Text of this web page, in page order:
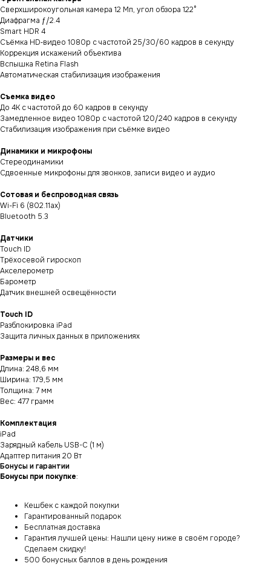
Сверхширокоугольная камера 12 Мп, угол обзора 122°
Диафрагма ƒ/2.4
Smart HDR 4
Съёмка HD‑видео 1080p с частотой 25/30/60 кадров в секунду
Коррекция искажений объектива
Вспышка Retina Flash
Автоматическая стабилизация изображения
Съемка видео
До 4K с частотой до 60 кадров в секунду
Замедленное видео 1080p с частотой 120/240 кадров в секунду
Стабилизация изображения при съёмке видео
Динамики и микрофоны
Стереодинамики
Сдвоенные микрофоны для звонков, записи видео и аудио
Сотовая и беспроводная связь
Wi-Fi 6 (802.11ax)
Bluetooth 5.3
Датчики
Touch ID
Трёхосевой гироскоп
Акселерометр
Барометр
Датчик внешней освещённости
Touch ID
Разблокировка iPad
Защита личных данных в приложениях
Размеры и вес
Длина: 248,6 мм
Ширина: 179,5 мм
Толщина: 7 мм
Вес: 477 грамм
Комплектация
iPad
Зарядный кабель USB-C (1 м)
Адаптер питания 20 Вт
Бонусы и гарантии
Бонусы при покупке:
Кешбек с каждой покупки
Гарантированный подарок
Бесплатная доставка
Гарантия лучшей цены: Нашли цену ниже в своём городе?
Сделаем скидку!
500 бонусных баллов в день рождения